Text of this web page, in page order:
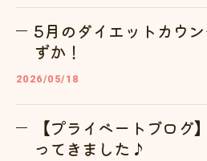
5月のダイエットカウ
ずか！
2026/05/18
【プライベートブロ
ってきました♪